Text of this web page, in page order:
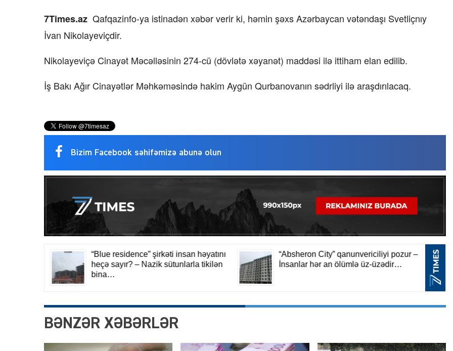
7Times.az Qafqazinfo-ya istinadən xəbər verir ki, həmin şəxs Azərbaycan vətəndaşı Svetliçnıy
İvan Nikolayeviçdir.
Nikolayeviçə Cinayət Məcəlləsinin 274-cü (dövlətə xəyanət) maddəsi ilə ittiham elan edilib.
İş Bakı Ağır Cinayətlər Məhkəməsində hakim Aygün Qurbanovanın sədrliyi ilə araşdırılacaq.
Bizim Facebook səhifəmizə abunə olun
BƏNZƏR XƏBƏRLƏR